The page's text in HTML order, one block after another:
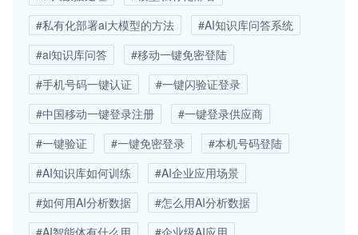
#私有化部署ai大模型的方法
#AI知识库问答系统
#ai知识库问答
#移动一键免密登陆
#手机号码一键认证
#一键闪验证登录
#中国移动一键登录注册
#一键登录供应商
#一键验证
#一键免密登录
#本机号码登陆
#AI知识库如何训练
#AI企业应用场景
#如何用AI分析数据
#怎么用AI分析数据
#AI智能体有什么用
#企业级AI应用